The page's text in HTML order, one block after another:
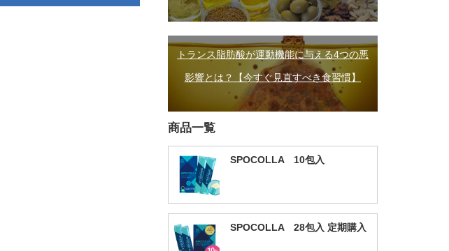
トランス脂肪酸が運動機能に与える4つの悪
影響とは？【今すぐ見直すべき食習慣】
商品一覧
SPOCOLLA 10包入
SPOCOLLA 28包入 定期購入